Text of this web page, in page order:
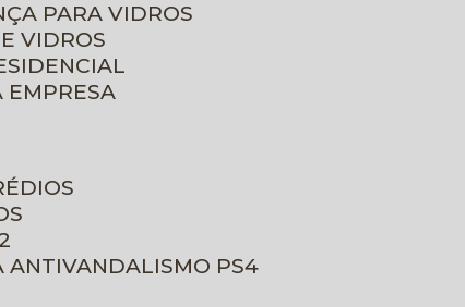
PARA VIDROS
VIDROS
EMPRESA
ANTIVANDALISMO PS4